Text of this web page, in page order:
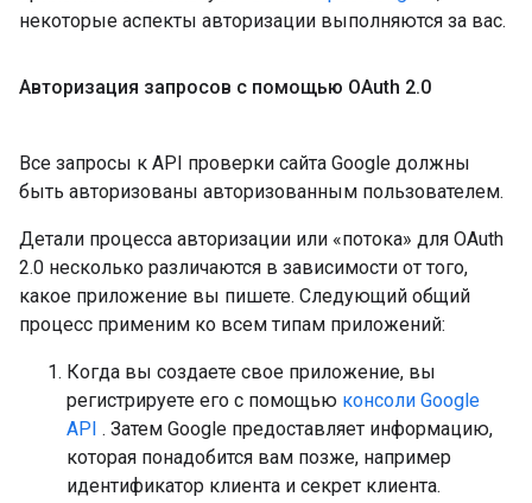
некоторые аспекты авторизации выполняются за вас.
Авторизация запросов с помощью OAuth 2.0
Все запросы к API проверки сайта Google должны
быть авторизованы авторизованным пользователем.
Детали процесса авторизации или «потока» для OAuth
2.0 несколько различаются в зависимости от того,
какое приложение вы пишете. Следующий общий
процесс применим ко всем типам приложений:
Когда вы создаете свое приложение, вы
регистрируете его с помощью консоли Google
API . Затем Google предоставляет информацию,
которая понадобится вам позже, например
идентификатор клиента и секрет клиента.